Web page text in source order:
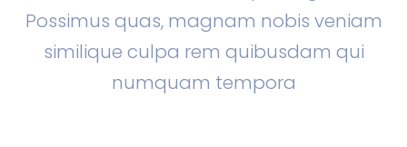
Possimus quas, magnam nobis veniam
similique culpa rem quibusdam qui
numquam tempora